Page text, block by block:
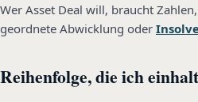
Wer Asset Deal will, braucht
geordnete Abwicklung oder
Reihenfolge, die ich